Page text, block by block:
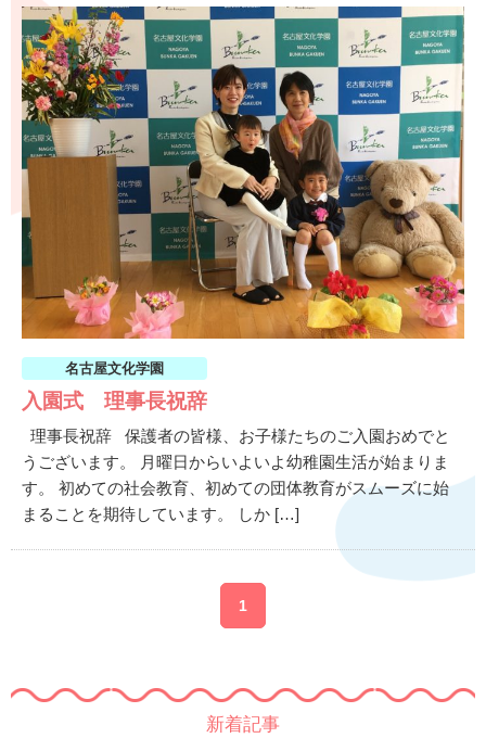
名古屋文化学園
入園式 理事長祝辞
理事長祝辞 保護者の皆様、お子様たちのご入園おめでと
うございます。 月曜日からいよいよ幼稚園生活が始まりま
す。 初めての社会教育、初めての団体教育がスムーズに始
まることを期待しています。 しか […]
1
新着記事